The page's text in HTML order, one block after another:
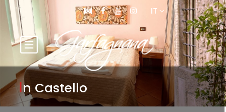
IT
In Castello